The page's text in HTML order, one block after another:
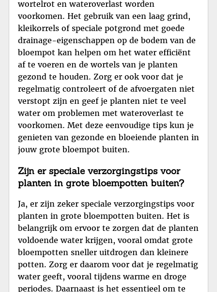
wortelrot en wateroverlast worden
voorkomen. Het gebruik van een laag grind,
kleikorrels of speciale potgrond met goede
drainage-eigenschappen op de bodem van de
bloempot kan helpen om het water efficiënt
af te voeren en de wortels van je planten
gezond te houden. Zorg er ook voor dat je
regelmatig controleert of de afvoergaten niet
verstopt zijn en geef je planten niet te veel
water om problemen met wateroverlast te
voorkomen. Met deze eenvoudige tips kun je
genieten van gezonde en bloeiende planten in
jouw grote bloempot buiten.
Zijn er speciale verzorgingstips voor
planten in grote bloempotten buiten?
Ja, er zijn zeker speciale verzorgingstips voor
planten in grote bloempotten buiten. Het is
belangrijk om ervoor te zorgen dat de planten
voldoende water krijgen, vooral omdat grote
bloempotten sneller uitdrogen dan kleinere
potten. Zorg er daarom voor dat je regelmatig
water geeft, vooral tijdens warme en droge
periodes. Daarnaast is het essentieel om te